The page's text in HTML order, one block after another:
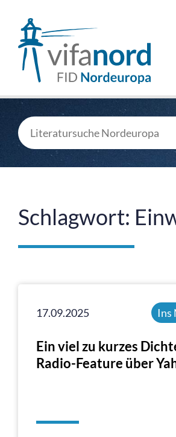
Schlagwort:
17.09.2025 Ins
Ein viel zu kurzes
Radio-Feature über